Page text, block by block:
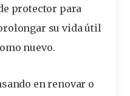
protector para
su vida útil
nuevo.
en renovar o